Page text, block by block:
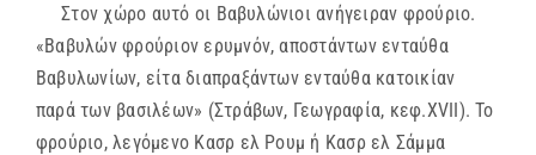
Στον χώρο αυτό οι Βαβυλώνιοι ανήγειραν φρούριο.
«Βαβυλών φρούριον ερυμνόν, αποστάντων ενταύθα
Βαβυλωνίων, είτα διαπραξάντων ενταύθα κατοικίαν
παρά των βασιλέων» (Στράβων, Γεωγραφία, κεφ.XVII). To
φρούριο, λεγόμενο Κασρ ελ Ρουμ ή Κασρ ελ Σάμμα